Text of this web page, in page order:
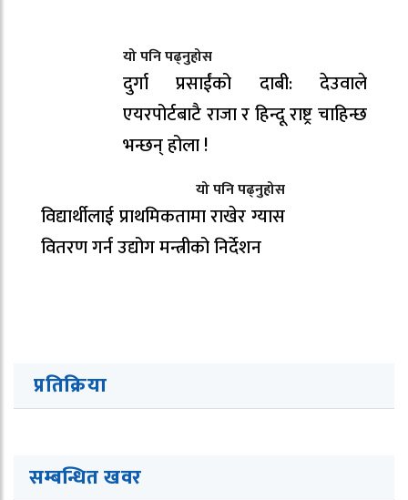
यो पनि पढ्नुहोस
दुर्गा प्रसाईंको दाबी: देउवाले
एयरपोर्टबाटै राजा र हिन्दू राष्ट्र चाहिन्छ
भन्छन् होला !
यो पनि पढ्नुहोस
विद्यार्थीलाई प्राथमिकतामा राखेर ग्यास
वितरण गर्न उद्योग मन्त्रीको निर्देशन
प्रतिक्रिया
सम्बन्धित खवर